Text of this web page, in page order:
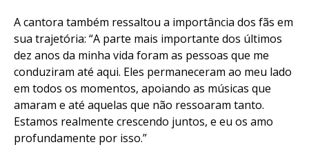
A cantora também ressaltou a importância dos fãs em
sua trajetória: “A parte mais importante dos últimos
dez anos da minha vida foram as pessoas que me
conduziram até aqui. Eles permaneceram ao meu lado
em todos os momentos, apoiando as músicas que
amaram e até aquelas que não ressoaram tanto.
Estamos realmente crescendo juntos, e eu os amo
profundamente por isso.”